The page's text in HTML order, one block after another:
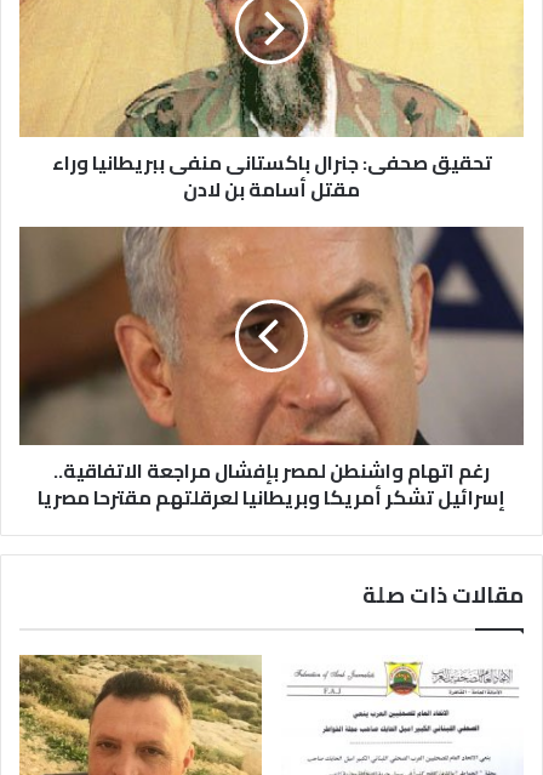
تحقيق صحفى: جنرال باكستانى منفى ببريطانيا وراء
مقتل أسامة بن لادن
رغم اتهام واشنطن لمصر بإفشال مراجعة الاتفاقية..
إسرائيل تشكر أمريكا وبريطانيا لعرقلتهم مقترحا مصريا
مقالات ذات صلة